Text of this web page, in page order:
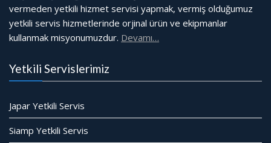
vermeden yetkili hizmet servisi yapmak, vermiş olduğumuz
yetkili servis hizmetlerinde orjinal ürün ve ekipmanlar
kullanmak misyonumuzdur. Devamı…
Yetkili Servislerimiz
Japar Yetkili Servis
Siamp Yetkili Servis